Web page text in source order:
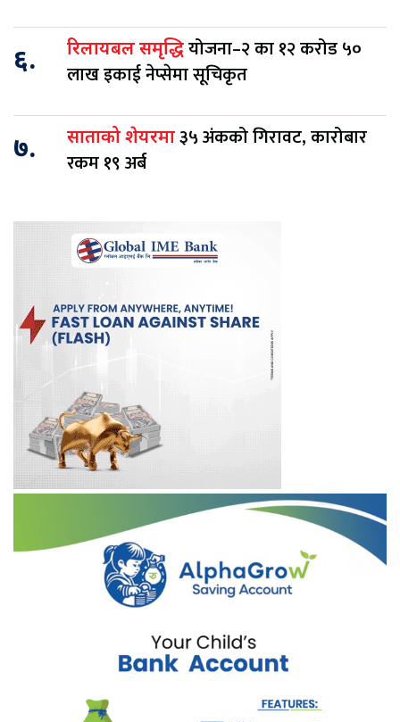
६. रिलायबल समृद्धियोजना–२ का १२ करोड ५०
लाख इकाई नेप्सेमा सूचिकृत
७. साताको शेयरमा३५ अंकको गिरावट, कारोबार
रकम १९ अर्ब